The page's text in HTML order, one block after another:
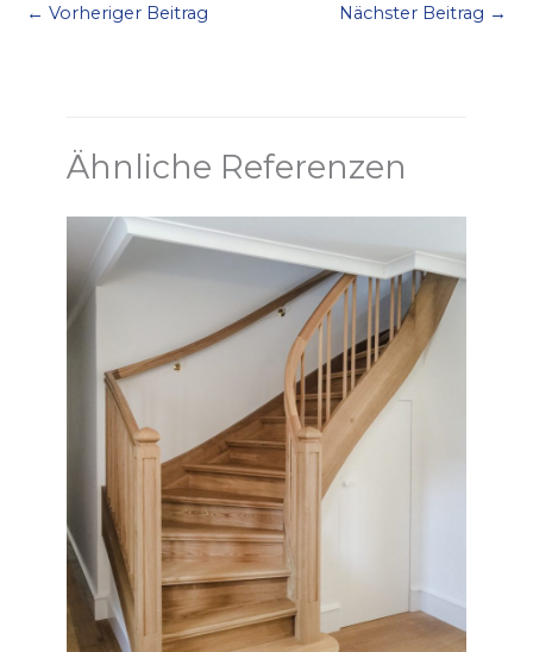
← Vorheriger Beitrag Nächster Beitrag →
Ähnliche Referenzen